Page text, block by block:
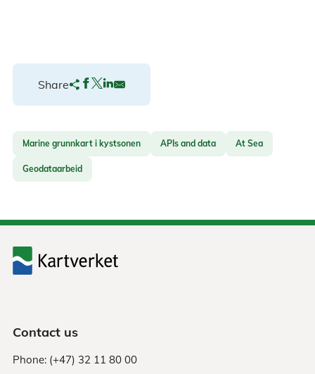
Share
Marine grunnkart i kystsonen APIs and data At Sea
Geodataarbeid
Contact us
Phone: (+47) 32 11 80 00